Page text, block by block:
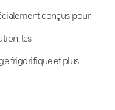
conçus pour
les
frigorifique et plus